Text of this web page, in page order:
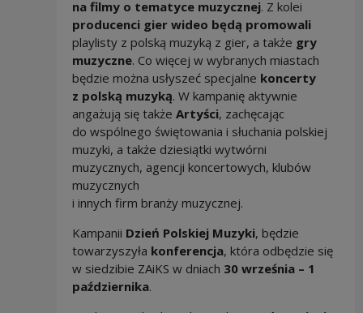
na filmy o tematyce muzycznej. Z kolei
producenci gier wideo będą promowali
playlisty z polską muzyką z gier, a także gry
muzyczne. Co więcej w wybranych miastach
będzie można usłyszeć specjalne koncerty
z polską muzyką. W kampanię aktywnie
angażują się także Artyści, zachęcając
do wspólnego świętowania i słuchania polskiej
muzyki, a także dziesiątki wytwórni
muzycznych, agencji koncertowych, klubów
muzycznych
i innych firm branży muzycznej.
Kampanii Dzień Polskiej Muzyki, będzie
towarzyszyła konferencja, która odbędzie się
w siedzibie ZAiKS w dniach 30 września – 1
października.